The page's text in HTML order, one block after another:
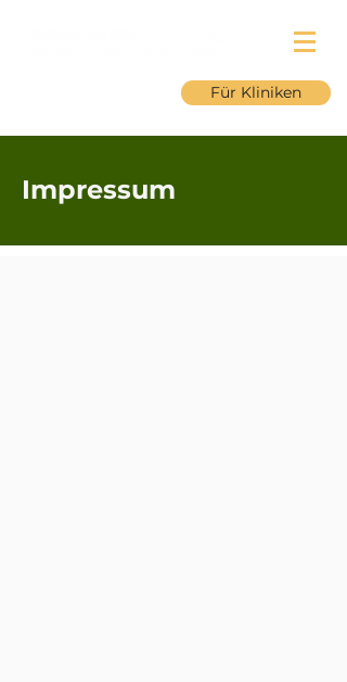
Für Kliniken
Impressum